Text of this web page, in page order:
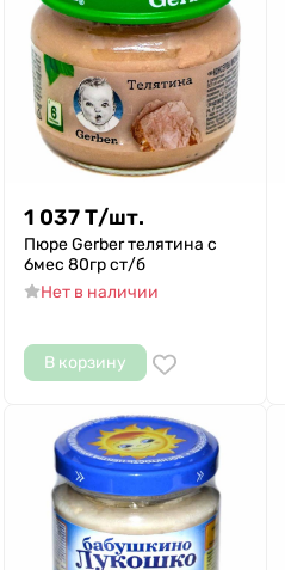
1 037Т/шт.
Пюре Gerber телятина с
6мес 80гр ст/б
Нет в наличии
В корзину